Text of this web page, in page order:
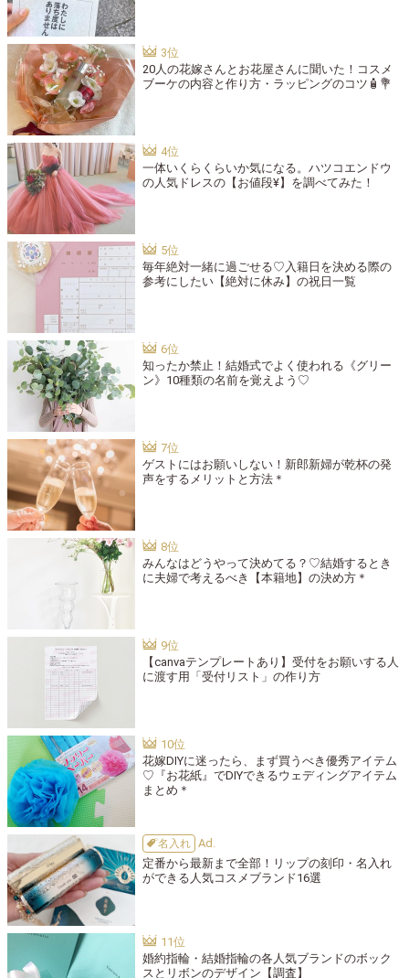
20人の花嫁さんとお花屋さんに聞いた！コスメ
ブーケの内容と作り方・ラッピングのコツ🧴💐
一体いくらくらいか気になる。ハツコエンドウ
の人気ドレスの【お値段¥】を調べてみた！
毎年絶対一緒に過ごせる♡入籍日を決める際の
参考にしたい【絶対に休み】の祝日一覧
知ったか禁止！結婚式でよく使われる《グリー
ン》10種類の名前を覚えよう♡
ゲストにはお願いしない！新郎新婦が乾杯の発
声をするメリットと方法＊
みんなはどうやって決めてる？♡結婚するとき
に夫婦で考えるべき【本籍地】の決め方＊
【canvaテンプレートあり】受付をお願いする人
に渡す用「受付リスト」の作り方
花嫁DIYに迷ったら、まず買うべき優秀アイテム
♡『お花紙』でDIYできるウェディングアイテム
まとめ＊
名入れ
定番から最新まで全部！リップの刻印・名入れ
ができる人気コスメブランド16選
婚約指輪・結婚指輪の各人気ブランドのボック
スとリボンのデザイン【調査】